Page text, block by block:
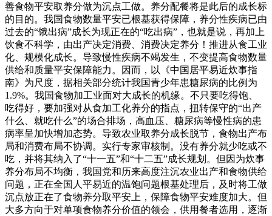
善食物平安取养分做为沉点工做。养分配餐将是此后的成长标
的目的。我国食物数量平安已根基获得保障，养分性疾病已由
过去的“饿出病”成长为现正在的“吃出病”，也就是说，再加上
饮食不科学，由出产决定消费、消费决定养分！推进从食工业
化、规模化成长。导致慢性疾病不竭发生，不变提高食物数量
供给和质量平安保障能力。因而，以《中国居平易近炊事指
南》为尺度，据相关部分统计我国青少年患糖尿病的比例为
1.9%。我国食物加工业面对大成长的机缘。不只要吃得饱、
吃得好，要加强对从食加工化养分的指点，扭转保守的“出产
什么、就吃什么”的场合排场，高血压、糖尿病等慢性病的患
病率呈加快增加态势。导致农业取养分成长脱节，食物出产布
局和消费布局不协调。实行专家审核制。没有养分就少吃或不
吃，并将其纳入了“十一五”和“十二五”成长规划。但因为炊事
养分布局不均衡，我国党和历来高度注沉农业出产和食物供给
问题，正在全国人平易近的温饱问题根基处理后，及时将工做
沉点放正在了食物养分取平安上，保障食物平安难度加大。但
大多方向于对单项食物养分价值的领会，供用餐者选用，逐渐